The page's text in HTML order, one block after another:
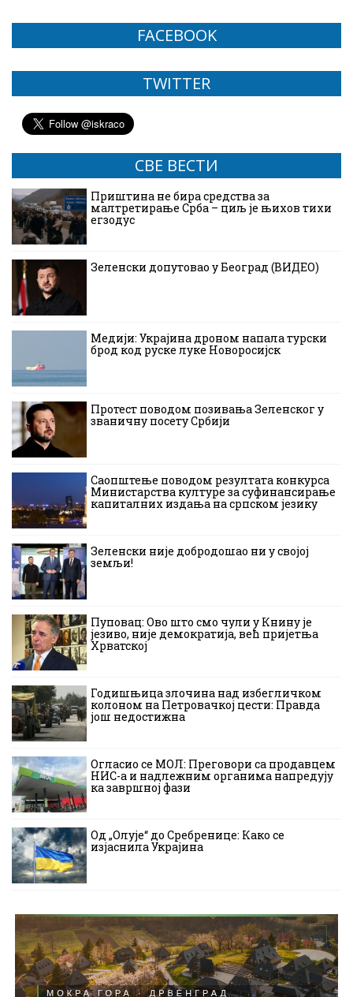
FACEBOOK
TWITTER
СВЕ ВЕСТИ
Приштина не бира средства за
малтретирање Срба – циљ је њихов тихи
егзодус
Зеленски допутовао у Београд (ВИДЕО)
Медији: Украјина дроном напала турски
брод код руске луке Новоросијск
Протест поводом позивања Зеленског у
званичну посету Србији
Саопштење поводом резултата конкурса
Министарства културе за суфинансирање
капиталних издања на српском језику
Зеленски није добродошао ни у својој
земљи!
Пуповац: Ово што смо чули у Книну је
језиво, није демократија, већ пријетња
Хрватској
Годишњица злочина над избегличком
колоном на Петровачкој цести: Правда
још недостижна
Огласио се МОЛ: Преговори са продавцем
НИС-а и надлежним органима напредују
ка завршној фази
Од „Олује“ до Сребренице: Како се
изјаснила Украјина